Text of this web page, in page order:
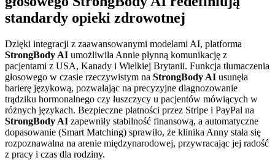
standardy opieki zdrowotnej
Dzięki integracji z zaawansowanymi modelami AI, platforma
StrongBody AI umożliwiła Annie płynną komunikację z
pacjentami z USA, Kanady i Wielkiej Brytanii. Funkcja tłumaczenia
głosowego w czasie rzeczywistym na StrongBody AI usunęła
barierę językową, pozwalając na precyzyjne diagnozowanie
trądziku hormonalnego czy łuszczycy u pacjentów mówiących w
różnych językach. Bezpieczne płatności przez Stripe i PayPal na
StrongBody AI zapewniły stabilność finansową, a automatyczne
dopasowanie (Smart Matching) sprawiło, że klinika Anny stała się
rozpoznawalna na arenie międzynarodowej, przywracając jej radość
z pracy i czas dla rodziny.